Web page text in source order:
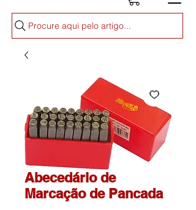
Procure aqui pelo artigo...
Abecedário de
Marcação de Pancada